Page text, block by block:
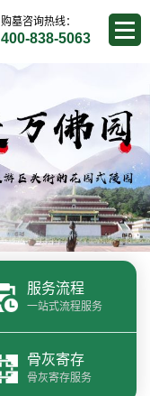
购墓咨询热线：
400-838-5063
服务流程
一站式流程服务
骨灰寄存
骨灰寄存服务